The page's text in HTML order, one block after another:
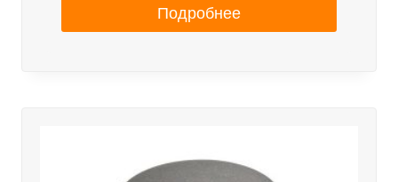
Подробнее